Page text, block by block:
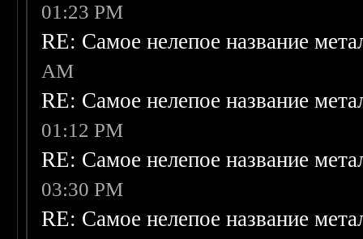
01:23 PM
RE: Самое нелепое название
AM
RE: Самое нелепое название
01:12 PM
RE: Самое нелепое название
03:30 PM
RE: Самое нелепое название